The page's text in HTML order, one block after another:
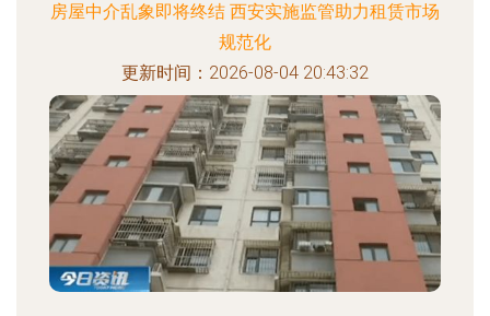
房屋中介乱象即将终结 西安实施监管助力租赁市场
规范化
更新时间：2026-08-04 20:43:32